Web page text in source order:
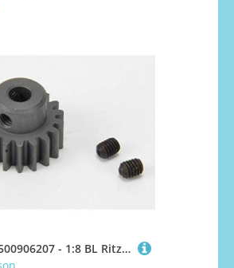
Carson 500906207 - 1:8 BL Ritzel, 18 Zähne, M1 Stahl